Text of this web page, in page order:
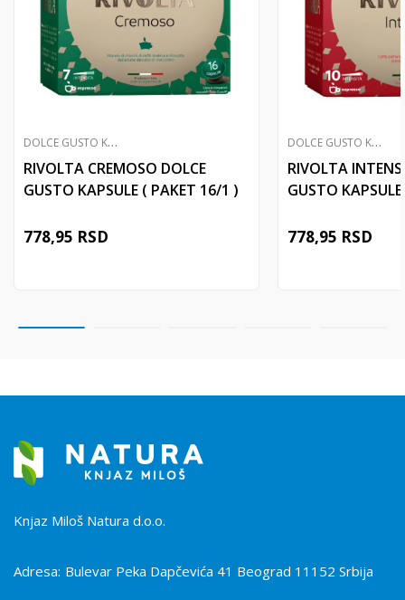
D
OLCE GUSTO KOMPATIBILNE KAPSULE
RIVOLTA CREMOSO DOLCE
GUSTO KAPSULE ( PAKET 16/1 )
778,95 RSD
D
OLCE GUSTO KOMPATIBILNE KAPSULE
RIVOLTA
GUSTO
778,95 RSD
Knjaz Miloš Natura d.o.o.
Adresa: Bulevar Peka Dapčevića 41 Beograd 11152 Srbija